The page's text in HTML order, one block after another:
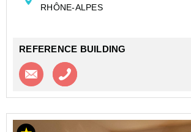
RHÔNE-ALPES
REFERENCE BUILDING
Contacter l'agence